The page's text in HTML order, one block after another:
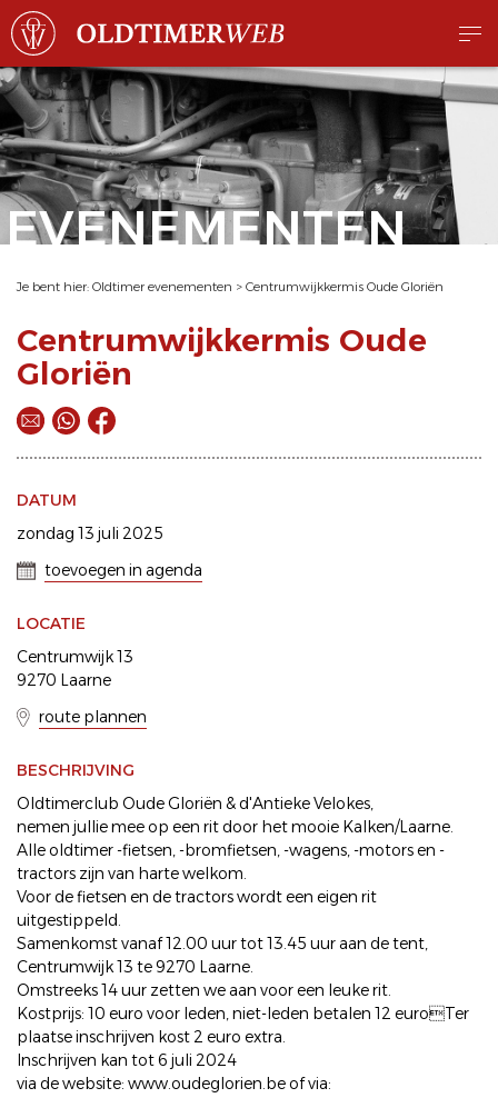
EVENEMENTEN
Je bent hier: Oldtimer evenementen > Centrumwijkkermis Oude Gloriën
Centrumwijkkermis Oude
Gloriën
DATUM
zondag 13 juli 2025
toevoegen in agenda
LOCATIE
Centrumwijk 13
9270 Laarne
route plannen
BESCHRIJVING
Oldtimerclub Oude Gloriën & d'Antieke Velokes,
nemen jullie mee op een rit door het mooie Kalken/Laarne.
Alle oldtimer -fietsen, -bromfietsen, -wagens, -motors en -
tractors zijn van harte welkom.
Voor de fietsen en de tractors wordt een eigen rit
uitgestippeld.
Samenkomst vanaf 12.00 uur tot 13.45 uur aan de tent,
Centrumwijk 13 te 9270 Laarne.
Omstreeks 14 uur zetten we aan voor een leuke rit.
Kostprijs: 10 euro voor leden, niet-leden betalen 12 euroTer
plaatse inschrijven kost 2 euro extra.
Inschrijven kan tot 6 juli 2024
via de website: www.oudeglorien.be of via: